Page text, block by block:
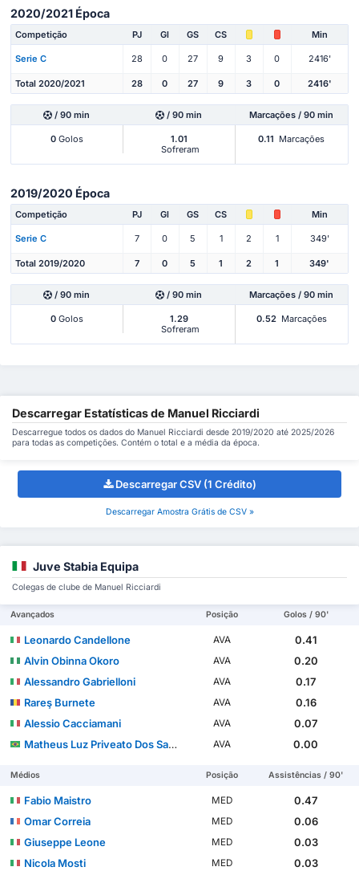
2020/2021 Época
Competição PJ Gl GS CS Min
Serie C 28 0 27 9 3 0 2416'
Total 2020/2021 28 0 27 9 3 0 2416'
/ 90 min / 90 min Marcações / 90 min
0Golos
1.01
Sofreram
0.11 Marcações
2019/2020 Época
Competição PJ Gl GS CS Min
Serie C 7 0 5 1 2 1 349'
Total 2019/2020 7 0 5 1 2 1 349'
/ 90 min / 90 min Marcações / 90 min
0Golos
1.29
Sofreram
0.52 Marcações
Descarregar Estatísticas de Manuel Ricciardi
Descarregue todos os dados do Manuel Ricciardi desde 2019/2020 até 2025/2026
para todas as competições. Contém o total e a média da época.
Descarregar CSV (1 Crédito)
Descarregar Amostra Grátis de CSV »
Juve Stabia Equipa
Colegas de clube de Manuel Ricciardi
Avançados Posição Golos / 90'
Leonardo Candellone AVA
0.41
Alvin Obinna Okoro
AVA
0.20
Alessandro Gabrielloni
AVA
0.17
Rareş Burnete
AVA
0.16
Alessio Cacciamani
AVA
0.07
Matheus Luz Priveato Dos Santos
AVA 0.00
Médios Posição Assistências / 90'
Fabio Maistro MED
0.47
Omar Correia
MED
0.06
Giuseppe Leone
MED
0.03
Nicola Mosti
MED
0.03